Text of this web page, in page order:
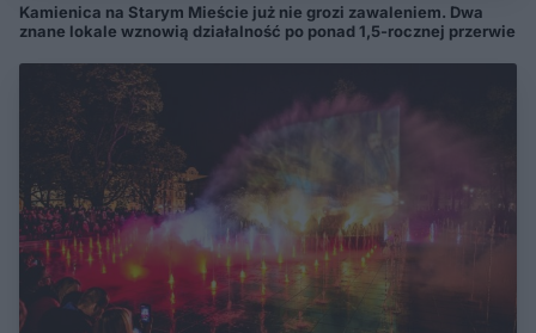
Kamienica na Starym Mieście już nie grozi zawaleniem. Dwa
znane lokale wznowią działalność po ponad 1,5-rocznej przerwie